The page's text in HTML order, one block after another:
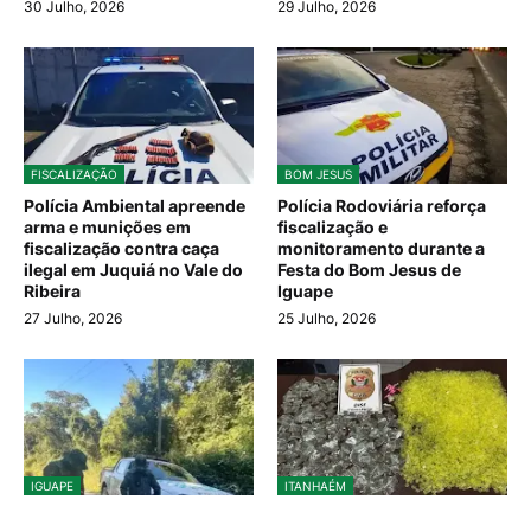
30 Julho, 2026 29 Julho, 2026
FISCALIZAÇÃO
Polícia Ambiental apreende
arma e munições em
fiscalização contra caça
ilegal em Juquiá no Vale do
Ribeira
27 Julho, 2026
BOM JESUS
Polícia Rodoviária reforça
fiscalização e
monitoramento durante a
Festa do Bom Jesus de
Iguape
25 Julho, 2026
IGUAPE ITANHAÉM